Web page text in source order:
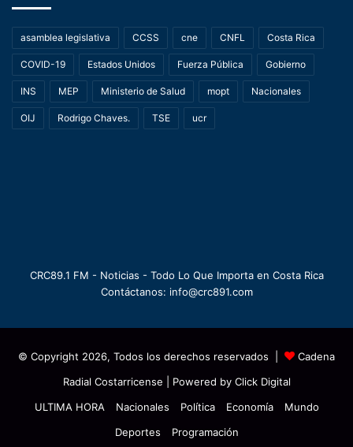
asamblea legislativa CCSS cne CNFL Costa Rica
COVID-19 Estados Unidos Fuerza Pública Gobierno
INS MEP Ministerio de Salud mopt Nacionales
OIJ Rodrigo Chaves. TSE ucr
CRC89.1 FM - Noticias - Todo Lo Que Importa en Costa Rica
Contáctanos: info@crc891.com
© Copyright 2026, Todos los derechos reservados |
Cadena
Radial Costarricense | Powered by Click Digital
ULTIMA HORA
Nacionales Política Economía
Mundo
Deportes
Programación